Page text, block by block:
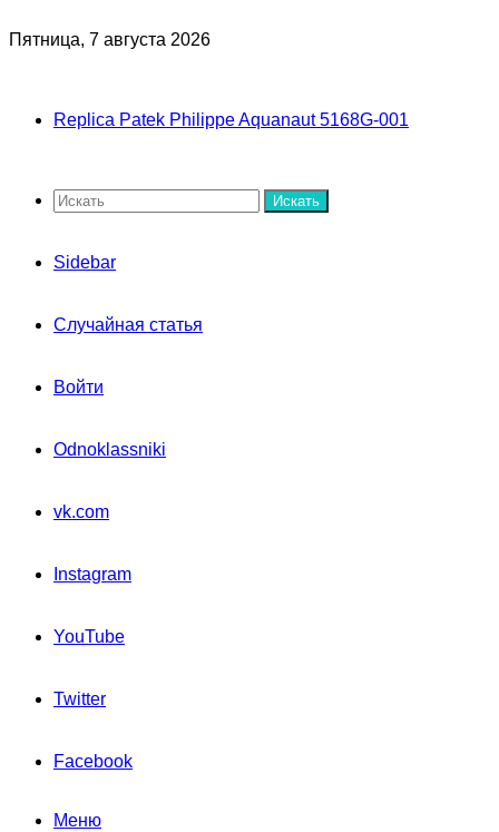
Пятница, 7 августа 2026
Replica Patek Philippe Aquanaut 5168G-001
Искать
Sidebar
Случайная статья
Войти
Odnoklassniki
vk.com
Instagram
YouTube
Twitter
Facebook
Меню